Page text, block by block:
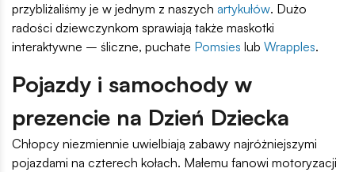
przybliżaliśmy je w jednym z naszych artykułów. Dużo
radości dziewczynkom sprawiają także maskotki
interaktywne – śliczne, puchate Pomsies lub Wrapples.
Pojazdy i samochody w
prezencie na Dzień Dziecka
Chłopcy niezmiennie uwielbiają zabawy najróżniejszymi
pojazdami na czterech kołach. Małemu fanowi motoryzacji